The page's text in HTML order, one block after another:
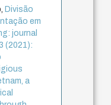
Divisão
em
journal
(2021):
a